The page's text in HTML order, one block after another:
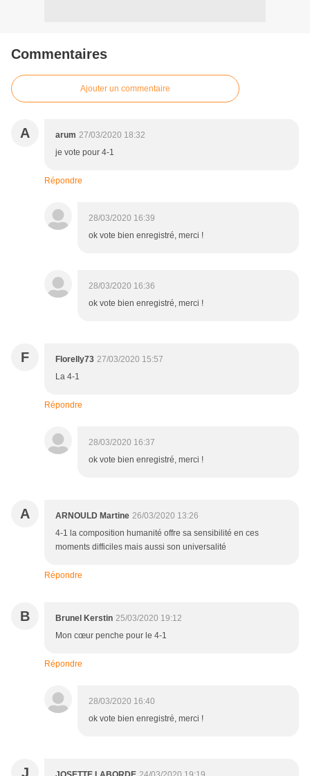
Commentaires
Ajouter un commentaire
A arum 27/03/2020 18:32
je vote pour 4-1
Répondre
28/03/2020 16:39
ok vote bien enregistré, merci !
28/03/2020 16:36
ok vote bien enregistré, merci !
F Florelly73 27/03/2020 15:57
La 4-1
Répondre
28/03/2020 16:37
ok vote bien enregistré, merci !
A ARNOULD Martine 26/03/2020 13:26
4-1 la composition humanité offre sa sensibilité en ces
moments difficiles mais aussi son universalité
Répondre
B Brunel Kerstin 25/03/2020 19:12
Mon cœur penche pour le 4-1
Répondre
28/03/2020 16:40
ok vote bien enregistré, merci !
J